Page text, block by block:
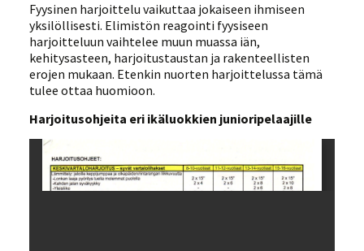
Fyysinen harjoittelu vaikuttaa jokaiseen ihmiseen
yksilöllisesti. Elimistön reagointi fyysiseen
harjoitteluun vaihtelee muun muassa iän,
kehitysasteen, harjoitustaustan ja rakenteellisten
erojen mukaan. Etenkin nuorten harjoittelussa tämä
tulee ottaa huomioon.
Harjoitusohjeita eri ikäluokkien junioripelaajille